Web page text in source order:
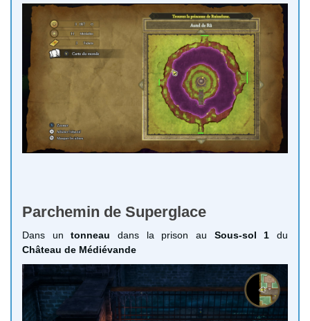
Parchemin de Superglace
Dans untonneau dans la prison au Sous-sol 1 du
Château de Médiévande